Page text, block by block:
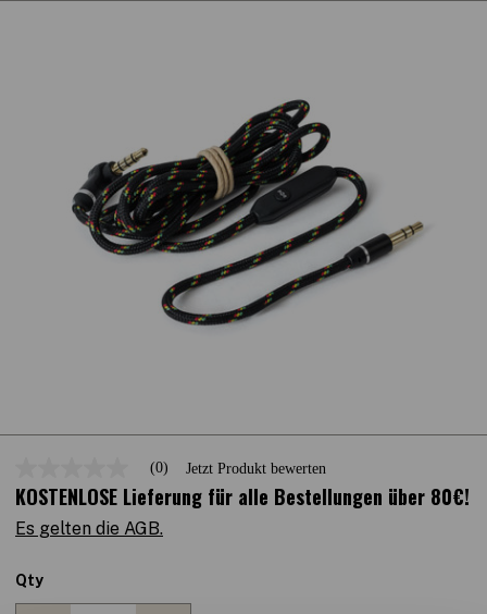
Beurteilungswert
Link
auf
(0) Jetzt Produkt bewerten
KOSTENLOSE Lieferung für alle Bestellungen über 80€!
Es gelten die AGB.
Qty